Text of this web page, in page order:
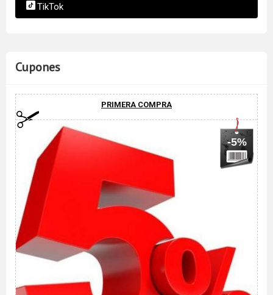
TikTok
Cupones
PRIMERA COMPRA
-5%